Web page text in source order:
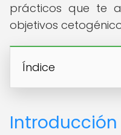
prácticos que te
objetivos
Índice
Introducción